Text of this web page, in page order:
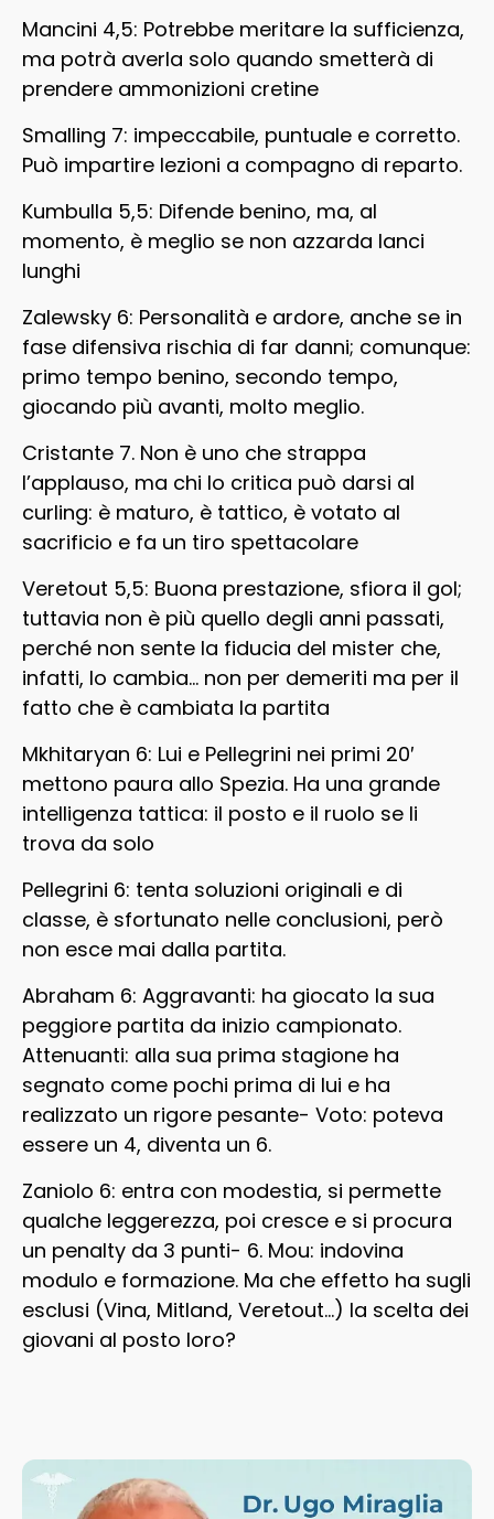
Mancini 4,5: Potrebbe meritare la sufficienza,
ma potrà averla solo quando smetterà di
prendere ammonizioni cretine
Smalling 7: impeccabile, puntuale e corretto.
Può impartire lezioni a compagno di reparto.
Kumbulla 5,5: Difende benino, ma, al
momento, è meglio se non azzarda lanci
lunghi
Zalewsky 6: Personalità e ardore, anche se in
fase difensiva rischia di far danni; comunque:
primo tempo benino, secondo tempo,
giocando più avanti, molto meglio.
Cristante 7. Non è uno che strappa
l’applauso, ma chi lo critica può darsi al
curling: è maturo, è tattico, è votato al
sacrificio e fa un tiro spettacolare
Veretout 5,5: Buona prestazione, sfiora il gol;
tuttavia non è più quello degli anni passati,
perché non sente la fiducia del mister che,
infatti, lo cambia… non per demeriti ma per il
fatto che è cambiata la partita
Mkhitaryan 6: Lui e Pellegrini nei primi 20′
mettono paura allo Spezia. Ha una grande
intelligenza tattica: il posto e il ruolo se li
trova da solo
Pellegrini 6: tenta soluzioni originali e di
classe, è sfortunato nelle conclusioni, però
non esce mai dalla partita.
Abraham 6: Aggravanti: ha giocato la sua
peggiore partita da inizio campionato.
Attenuanti: alla sua prima stagione ha
segnato come pochi prima di lui e ha
realizzato un rigore pesante- Voto: poteva
essere un 4, diventa un 6.
Zaniolo 6: entra con modestia, si permette
qualche leggerezza, poi cresce e si procura
un penalty da 3 punti- 6. Mou: indovina
modulo e formazione. Ma che effetto ha sugli
esclusi (Vina, Mitland, Veretout…) la scelta dei
giovani al posto loro?